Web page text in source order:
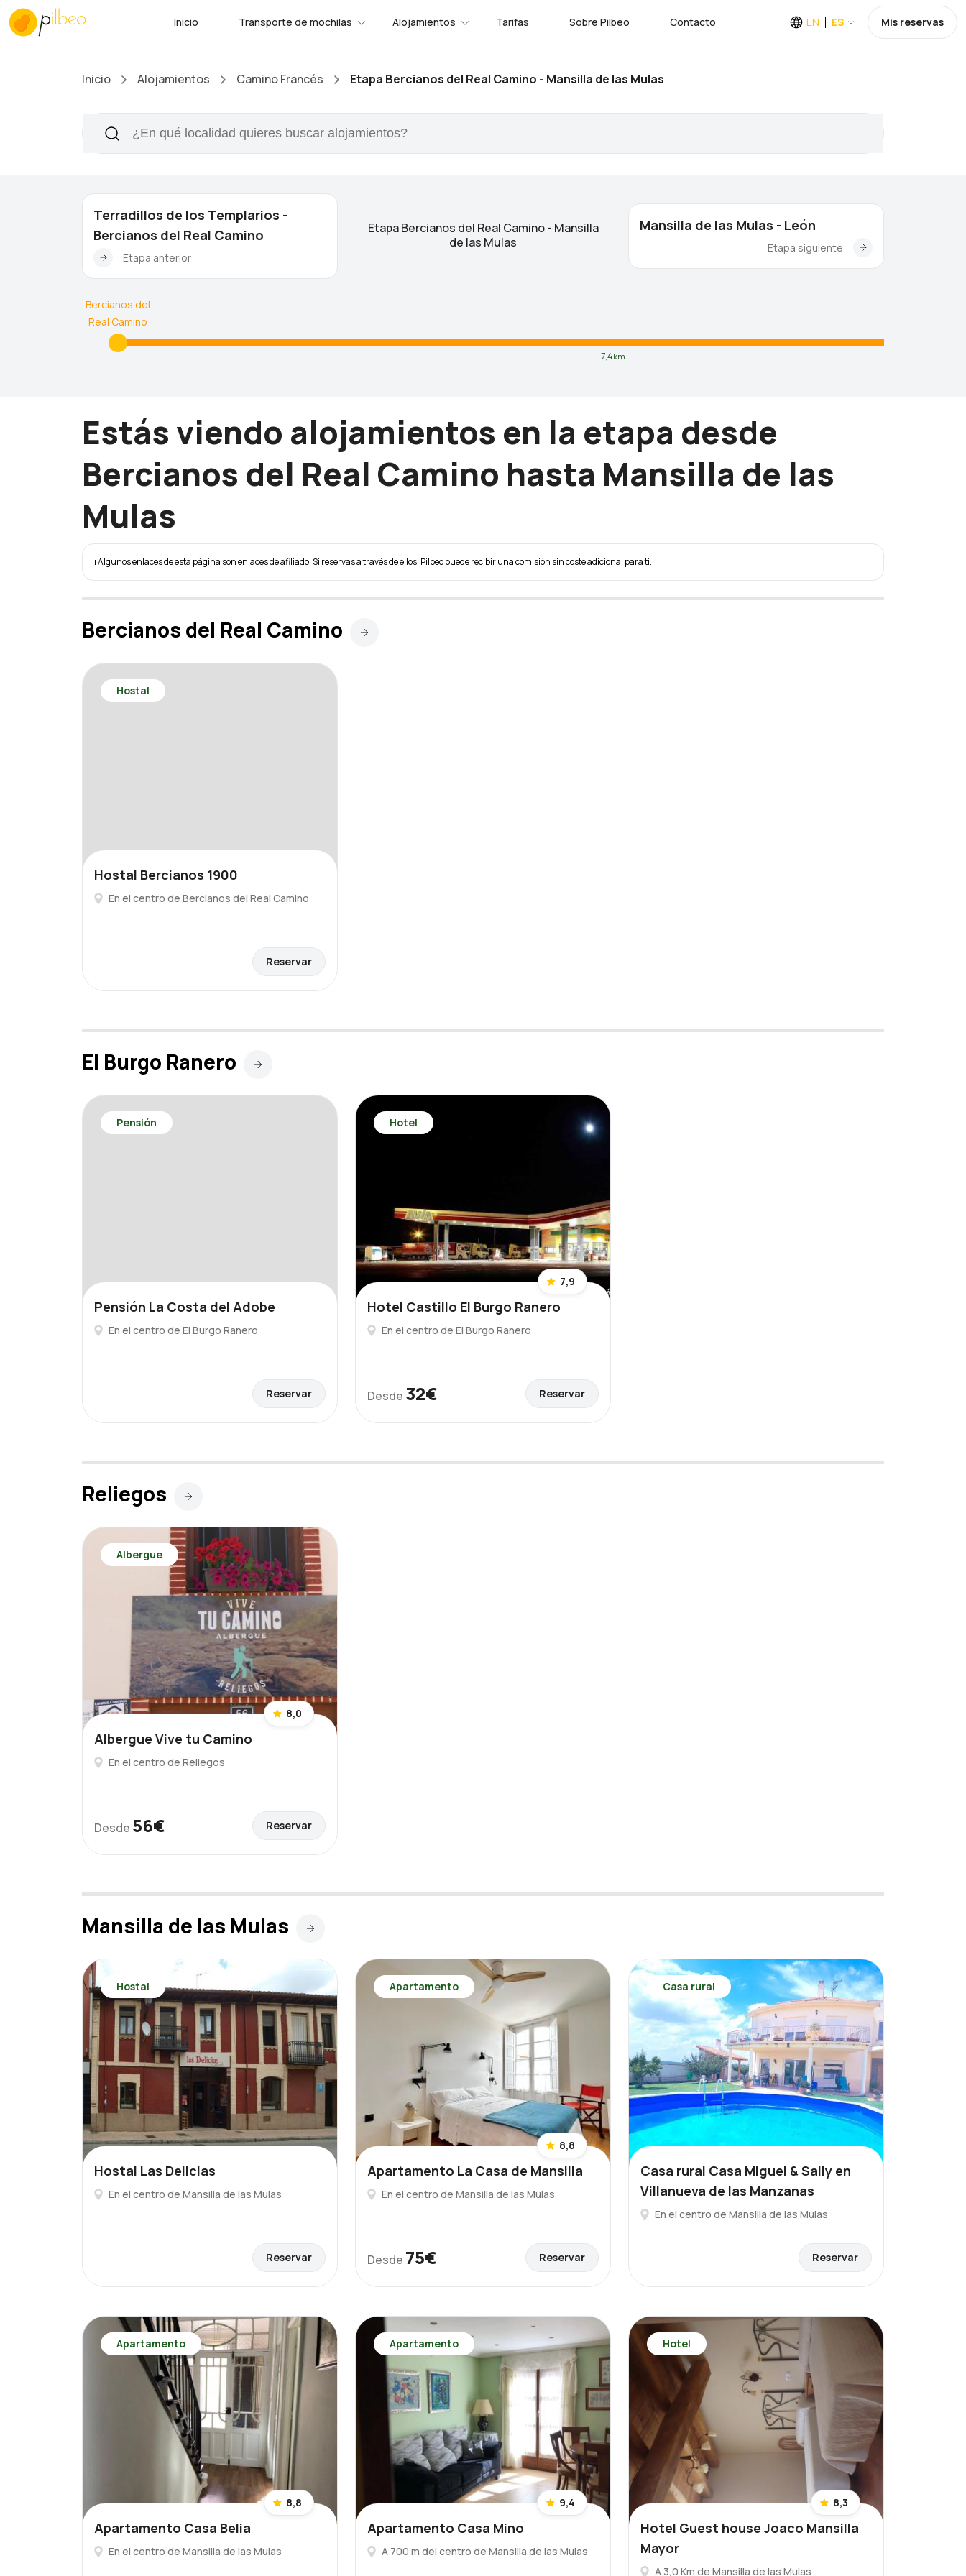
Inicio Transporte de mochilas Alojamientos Tarifas Sobre Pilbeo Contacto EN ES Mis reservas
Inicio Alojamientos Camino Francés Etapa Bercianos del Real Camino - Mansilla de las Mulas
Terradillos de los Templarios -
Bercianos del Real Camino
Etapa anterior
Mansilla de las Mulas - León
Etapa siguiente
Etapa Bercianos del Real Camino - Mansilla
de las Mulas
Bercianos del
Real Camino
7,4km
Estás viendo alojamientos en la etapa desde
Bercianos del Real Camino hasta Mansilla de las
Mulas
ℹ️ Algunos enlaces de esta página son enlaces de afiliado. Si reservas a través de ellos, Pilbeo puede recibir una comisión sin coste adicional para ti.
Bercianos del Real Camino
Hostal
Hostal Bercianos 1900
En el centro de Bercianos del Real Camino
Reservar
El Burgo Ranero
Pensión
Pensión La Costa del Adobe
En el centro de El Burgo Ranero
Reservar
Hotel
7,9
Hotel Castillo El Burgo Ranero
En el centro de El Burgo Ranero
Desde 32€ Reservar
Reliegos
Albergue
8,0
Albergue Vive tu Camino
En el centro de Reliegos
Desde 56€ Reservar
Mansilla de las Mulas
Hostal
Hostal Las Delicias
En el centro de Mansilla de las Mulas
Reservar
Apartamento
8,8
Apartamento La Casa de Mansilla
En el centro de Mansilla de las Mulas
Desde 75€ Reservar
Casa rural
Casa rural Casa Miguel & Sally en
Villanueva de las Manzanas
En el centro de Mansilla de las Mulas
Reservar
Apartamento
8,8
Apartamento Casa Belia
En el centro de Mansilla de las Mulas
Apartamento
9,4
Apartamento Casa Mino
A 700 m del centro de Mansilla de las Mulas
Hotel
8,3
Hotel Guest house Joaco Mansilla
Mayor
A 3,0 Km de Mansilla de las Mulas